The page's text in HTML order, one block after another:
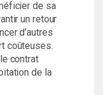
de sa
un retour
d’autres
coûteuses.
contrat
de la